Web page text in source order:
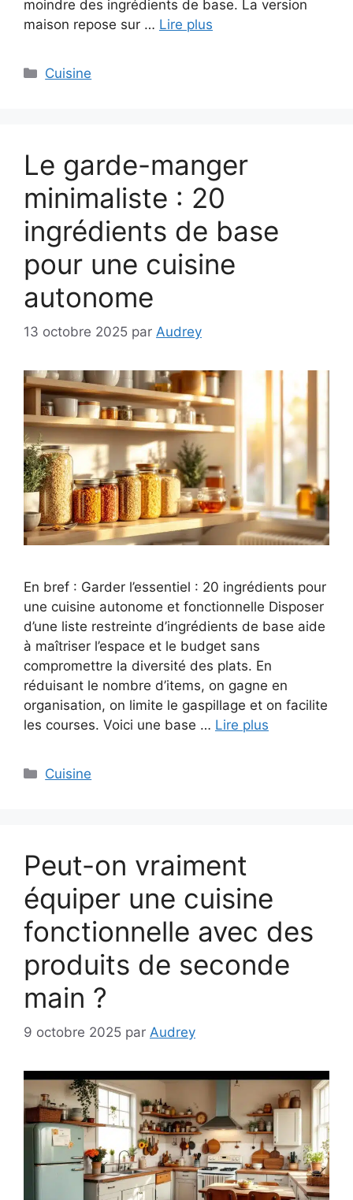
moindre des ingrédients de base. La version
maison repose sur … Lire plus
Catégories
Cuisine
Le garde-manger
minimaliste : 20
ingrédients de base
pour une cuisine
autonome
13 octobre 2025 par Audrey
En bref : Garder l’essentiel : 20 ingrédients pour
une cuisine autonome et fonctionnelle Disposer
d’une liste restreinte d’ingrédients de base aide
à maîtriser l’espace et le budget sans
compromettre la diversité des plats. En
réduisant le nombre d’items, on gagne en
organisation, on limite le gaspillage et on facilite
les courses. Voici une base … Lire plus
Catégories
Cuisine
Peut-on vraiment
équiper une cuisine
fonctionnelle avec des
produits de seconde
main ?
9 octobre 2025 par Audrey